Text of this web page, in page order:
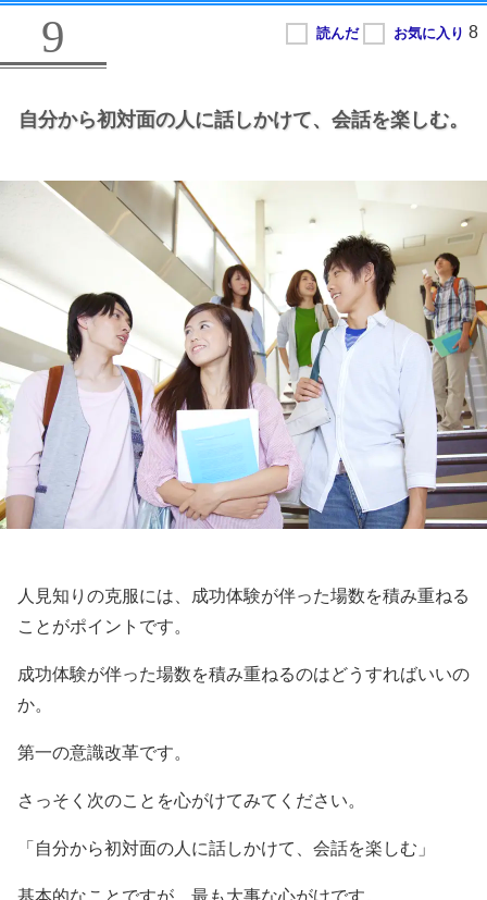
9
自分から初対面の人に話しかけて、 会話を楽しむ。
人見知りの克服には、成功体験が伴った場数を積み重ねる
ことがポイントです。
成功体験が伴った場数を積み重ねるのはどうすればいいの
か。
第一の意識改革です。
さっそく次のことを心がけてみてください。
「自分から初対面の人に話しかけて、会話を楽しむ」
基本的なことですが、最も大事な心がけです。